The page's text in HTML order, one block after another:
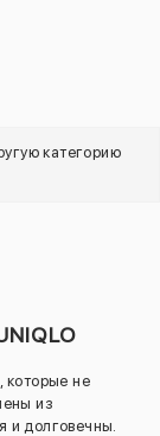
категорию
которые не
из
и долговечны.